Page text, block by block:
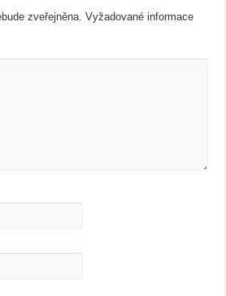
zveřejněna. Vyžadované informace